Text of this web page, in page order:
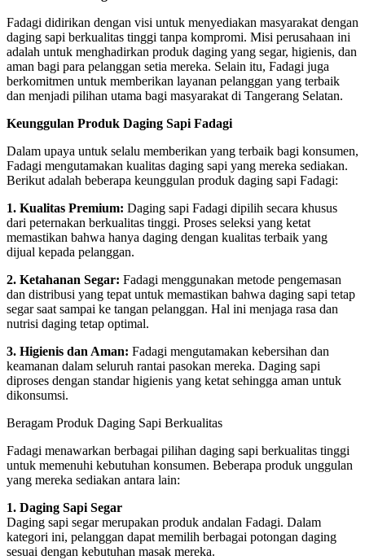
Fadagi didirikan dengan visi untuk menyediakan masyarakat dengan
daging sapi berkualitas tinggi tanpa kompromi. Misi perusahaan ini
adalah untuk menghadirkan produk daging yang segar, higienis, dan
aman bagi para pelanggan setia mereka. Selain itu, Fadagi juga
berkomitmen untuk memberikan layanan pelanggan yang terbaik
dan menjadi pilihan utama bagi masyarakat di Tangerang Selatan.
Keunggulan Produk Daging Sapi Fadagi
Dalam upaya untuk selalu memberikan yang terbaik bagi konsumen,
Fadagi mengutamakan kualitas daging sapi yang mereka sediakan.
Berikut adalah beberapa keunggulan produk daging sapi Fadagi:
1. Kualitas Premium: Daging sapi Fadagi dipilih secara khusus
dari peternakan berkualitas tinggi. Proses seleksi yang ketat
memastikan bahwa hanya daging dengan kualitas terbaik yang
dijual kepada pelanggan.
2. Ketahanan Segar: Fadagi menggunakan metode pengemasan
dan distribusi yang tepat untuk memastikan bahwa daging sapi tetap
segar saat sampai ke tangan pelanggan. Hal ini menjaga rasa dan
nutrisi daging tetap optimal.
3. Higienis dan Aman: Fadagi mengutamakan kebersihan dan
keamanan dalam seluruh rantai pasokan mereka. Daging sapi
diproses dengan standar higienis yang ketat sehingga aman untuk
dikonsumsi.
Beragam Produk Daging Sapi Berkualitas
Fadagi menawarkan berbagai pilihan daging sapi berkualitas tinggi
untuk memenuhi kebutuhan konsumen. Beberapa produk unggulan
yang mereka sediakan antara lain:
1. Daging Sapi Segar
Daging sapi segar merupakan produk andalan Fadagi. Dalam
kategori ini, pelanggan dapat memilih berbagai potongan daging
sesuai dengan kebutuhan masak mereka.